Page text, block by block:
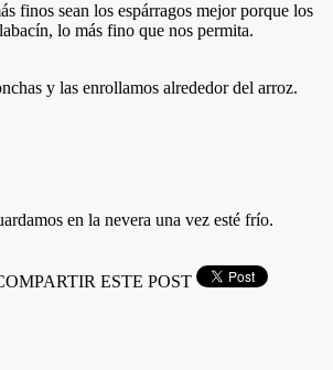
finos sean los espárragos mejor porque los
lo más fino que nos permita.
y las enrollamos alrededor del arroz.
en la nevera una vez esté frío.
ESTE POST